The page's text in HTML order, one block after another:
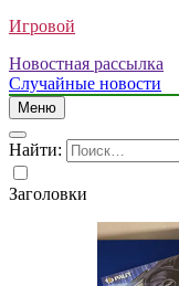
Игровой
Новостная рассылка
Случайные новости
Меню
Найти:
Заголовки